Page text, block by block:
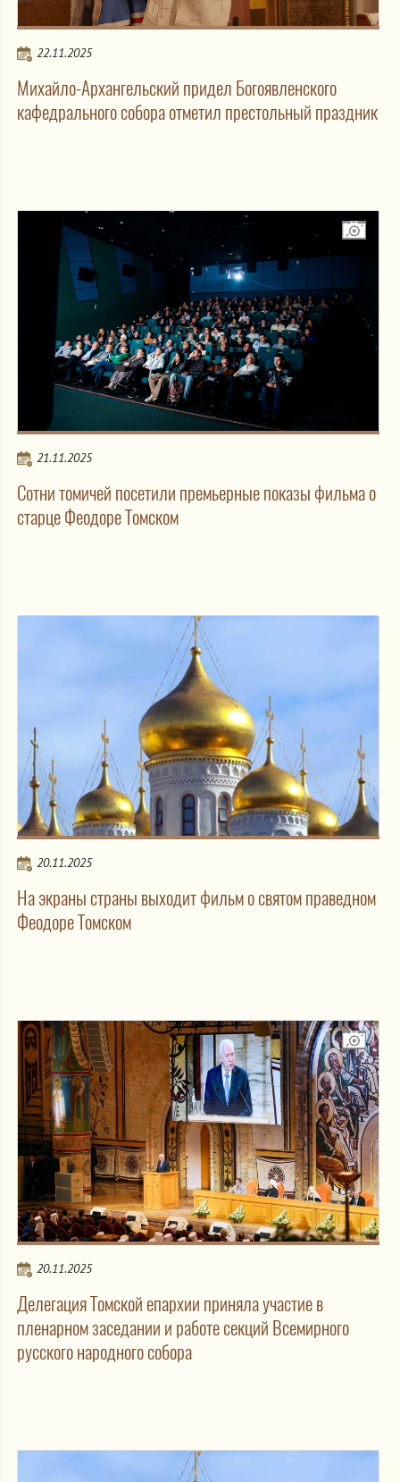
22.11.2025
Михайло-Архангельский придел Богоявленского
кафедрального собора отметил престольный праздник
21.11.2025
Сотни томичей посетили премьерные показы фильма о
старце Феодоре Томском
20.11.2025
На экраны страны выходит фильм о святом праведном
Феодоре Томском
20.11.2025
Делегация Томской епархии приняла участие в
пленарном заседании и работе секций Всемирного
русского народного собора